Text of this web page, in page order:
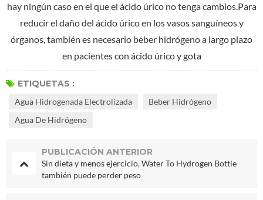
hay ningún caso en el que el ácido úrico no tenga cambios.Para
reducir el daño del ácido úrico en los vasos sanguíneos y
órganos, también es necesario beber hidrógeno a largo plazo
en pacientes con ácido úrico y gota
ETIQUETAS :
Agua Hidrogenada Electrolizada
Beber Hidrógeno
Agua De Hidrógeno
PUBLICACIÓN ANTERIOR
Sin dieta y menos ejercicio, Water To Hydrogen Bottle
también puede perder peso